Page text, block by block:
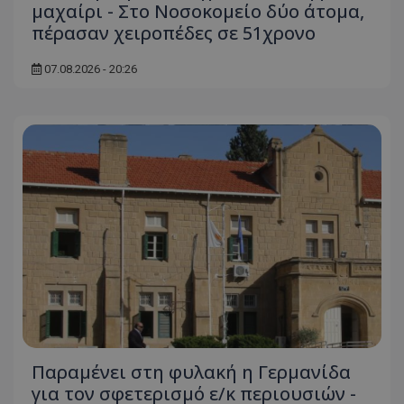
μαχαίρι - Στο Νοσοκομείο δύο άτομα,
πέρασαν χειροπέδες σε 51χρονο
07.08.2026 - 20:26
Παραμένει στη φυλακή η Γερμανίδα
για τον σφετερισμό ε/κ περιουσιών -
ASP.NET_SessionId
Microsoft Corporation
VISITOR_PRIVACY_METADATA
YouTube
.youtube.com